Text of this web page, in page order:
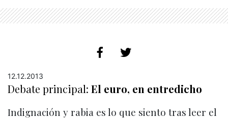
12.12.2013
Debate principal: El euro, en entredicho
Indignación y rabia es lo que siento tras leer el